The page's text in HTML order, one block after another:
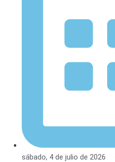
sábado, 4 de julio de 2026